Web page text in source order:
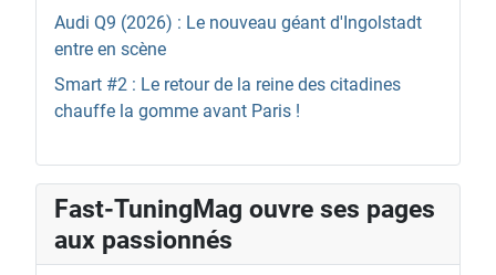
Audi Q9 (2026) : Le nouveau géant d'Ingolstadt
entre en scène
Smart #2 : Le retour de la reine des citadines
chauffe la gomme avant Paris !
Fast-TuningMag ouvre ses pages
aux passionnés